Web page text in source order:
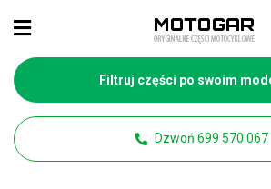
Filtruj części po swoim
Dzwoń 699 570 067